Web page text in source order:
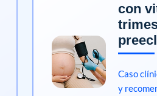
con
Caso
y